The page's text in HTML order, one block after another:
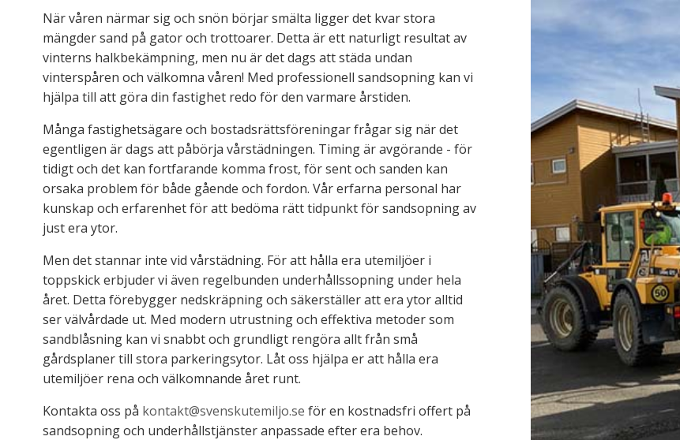
När våren närmar sig och snön börjar smälta ligger det kvar stora
mängder sand på gator och trottoarer. Detta är ett naturligt resultat av
vinterns halkbekämpning, men nu är det dags att städa undan
vinterspåren och välkomna våren! Med professionell sandsopning kan vi
hjälpa till att göra din fastighet redo för den varmare årstiden.
Många fastighetsägare och bostadsrättsföreningar frågar sig när det
egentligen är dags att påbörja vårstädningen. Timing är avgörande - för
tidigt och det kan fortfarande komma frost, för sent och sanden kan
orsaka problem för både gående och fordon. Vår erfarna personal har
kunskap och erfarenhet för att bedöma rätt tidpunkt för sandsopning av
just era ytor.
Men det stannar inte vid vårstädning. För att hålla era utemiljöer i
toppskick erbjuder vi även regelbunden underhållssopning under hela
året. Detta förebygger nedskräpning och säkerställer att era ytor alltid
ser välvårdade ut. Med modern utrustning och effektiva metoder som
sandblåsning kan vi snabbt och grundligt rengöra allt från små
gårdsplaner till stora parkeringsytor. Låt oss hjälpa er att hålla era
utemiljöer rena och välkomnande året runt.
Kontakta oss på kontakt@svenskutemiljo.se för en kostnadsfri offert på
sandsopning och underhållstjänster anpassade efter era behov.